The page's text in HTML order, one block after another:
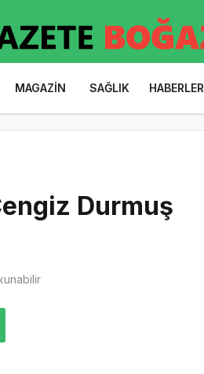
MAGAZIN SAĞLIK HABERLER
Durmuş